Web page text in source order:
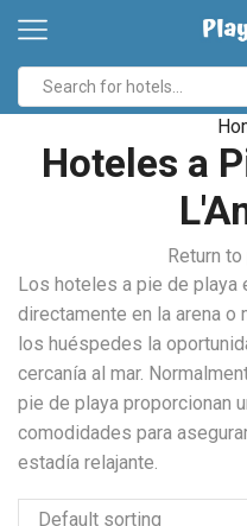
Hoteles a
Return
Los hoteles a pie de playa
directamente en la arena o
los huéspedes la
cercanía al mar.
pie de playa proporcionan
comodidades para
estadía relajante.